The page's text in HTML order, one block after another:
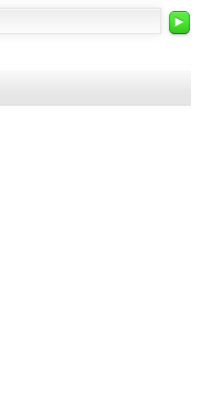
►